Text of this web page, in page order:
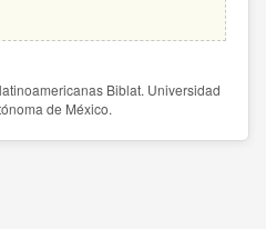
Biblat. Universidad
de México.